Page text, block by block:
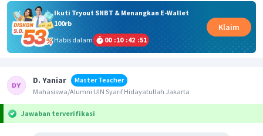
Ikuti Tryout SNBT & Menangkan E-Wallet
100rb
Habis dalam
00 :10 :42 :51
Klaim
D. Yaniar
Master Teacher
Mahasiswa/Alumni UIN Syarif Hidayatullah Jakarta
Jawaban terverifikasi